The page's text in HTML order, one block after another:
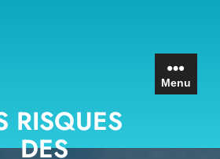
Menu
RISQUES
DES